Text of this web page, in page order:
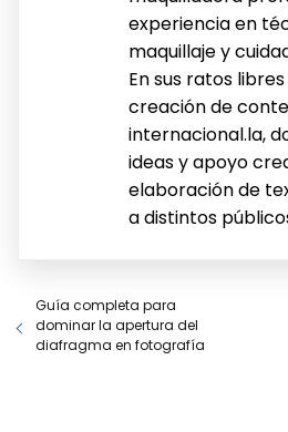
experiencia en
maquillaje y
En sus ratos
creación de
internacional.la,
ideas y apoyo
elaboración de
a distintos
Guía completa para
dominar la apertura del
diafragma en fotografía